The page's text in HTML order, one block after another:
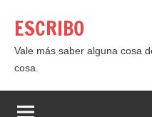
contenido
ESCRIBO
Vale más saber alguna cosa
cosa.